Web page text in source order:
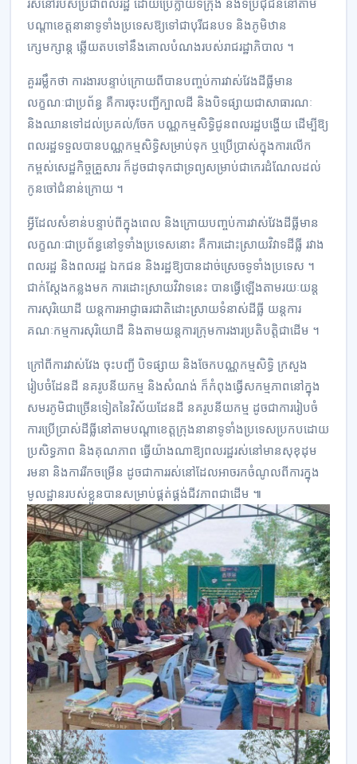
រស់នៅរបស់ប្រជាពលរដ្ឋ​ ដោយប្រែក្លាយ​ទីក្រុង និងទីប្រជុំជន​នៅតាម
បណ្ដាខេត្ត​នានា​ទូទាំង​ប្រទេស​ឱ្យទៅជាបុរីជនបទ ​និងភូមិឋាន​
ក្សេមក្សាន្ត​ ឆ្លើយតបទៅនឹង​គោលបំណងរបស់​រាជរដ្ឋាភិបាល ។
គួរ​រម្លឹកថា ការងារ​បន្ទាប់ក្រោយពីបានបញ្ចប់​ការ​វាស់វែង​ដីធ្លី​មាន
លក្ខណៈជា​ប្រព័ន្ធ គឺការ​ចុះបញ្ជីក្បាល​ដី និង​បិទផ្សាយ​ជាសាធារណៈ
និងឈានទៅដល់​ប្រគល់​/ចែក​ បណ្ណកម្មសិទ្ធិ​ជូនពលរដ្ឋ​បង្ហើយ​ ដើម្បីឱ្យ
ពលរដ្ឋ​ទទួលបានបណ្ណកម្មសិទ្ធិ​សម្រាប់ទុក ឬប្រើប្រាស់​ក្នុងការ​លើក
កម្ពស់​សេដ្ឋកិច្ចគ្រួសារ ក៏ដូចជា​ទុកជា​ទ្រព្យ​សម្រាប់ជាកេរដំណែល​ដល់
កូនចៅជំនាន់​ក្រោយ ។
អ្វីដែល​សំខាន់​បន្ទាប់ពីក្នុងពេល​ និងក្រោយបញ្ចប់ការ​វាស់វែងដីធ្លី​មាន
លក្ខណៈជា​ប្រព័ន្ធនៅទូទាំង​ប្រទេ​ស​​នោះ គឺការ​ដោះស្រាយវិវាទដីធ្លី រវាង
ពលរដ្ឋ​ និងពលរដ្ឋ ឯកជន ​និង​រដ្ឋ​ឱ្យបានដាច់​ស្រេច​ទូទាំងប្រទេស ។
ជាក់ស្ដែង​កន្លងមក​ ការ​ដោះស្រាយ​វិវាទនេះ បានធ្វើឡើ​ងតាមរយៈយន្ត
ការ​សុរិយោដី យន្តការ​អាជ្ញាធរ​ជាតិ​ដោះស្រាយទំនាស់ដីធ្លី យន្តការ​
គណៈកម្មការសុរិយោដី និងតាមយន្តការ​ក្រុមការងារ​ប្រតិបត្តិ​ជាដើម ។
ក្រៅពីការ​វាស់វែង​ ចុះបញ្ជី បិទផ្សាយ​ និង​ចែក​បណ្ណកម្មសិទ្ធិ ក្រសួង​
រៀបចំដែនដី នគរូបនីយកម្ម​ និង​សំណ​ង់​ ក៏កំពុងធ្វើសកម្មភាពនៅក្នុង​
សមរភូមិជាច្រើនទៀត​នៃវិស័យដែនដី នគរូបនីយកម្ម​ ដូចជា​ការ​រៀប​ចំ​
ការ​ប្រើប្រាស់ដីធ្លី​នៅតាមបណ្ដាខេត្ត​ក្រុង​នានា​ទូទាំងប្រទេស​ប្រកបដោយ​
ប្រសិទ្ធភាព​ និងគុណភាព ធ្វើយ៉ាង​ណាឱ្យពលរដ្ឋ​រស់នៅ​មានសុខុដុម
រមនា និងការ​រីក​ចម្រើន ដូចជាការ​រស់នៅ​ដែលអាច​រកចំ​ណូល​ពីការ​ក្នុង
មូលដ្ឋាន​របស់ខ្លួន​បានសម្រាប់ផ្គត់ផ្គង់ជីវភាពជាដើម ៕